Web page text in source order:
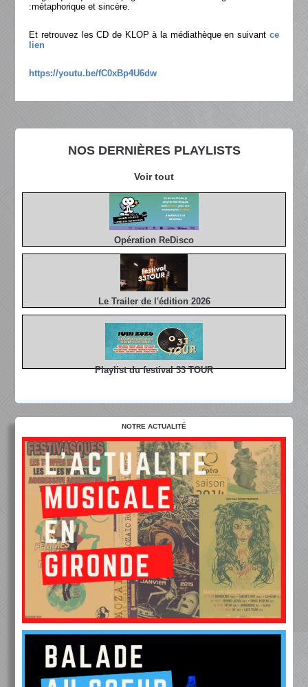
NOS DERNIÈRES PLAYLISTS
Voir tout
Opération ReDisco
Le Trailer de l'édition 2026
Playlist du festival 33 TOUR
:métaphorique et sincère.
Et retrouvez les CD de KLOP à la médiathèque en suivant ce
lien
https://youtu.be/fC0xBp4U6dw
NOTRE ACTUALITÉ